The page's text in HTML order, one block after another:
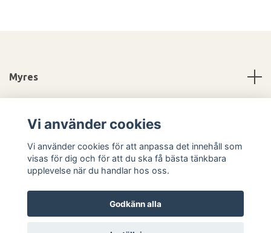
Myres
Sociala medier
© 2026 Myres
Vi använder cookies
Vi använder cookies för att anpassa det innehåll som
visas för dig och för att du ska få bästa tänkbara
upplevelse när du handlar hos oss.
Godkänn alla